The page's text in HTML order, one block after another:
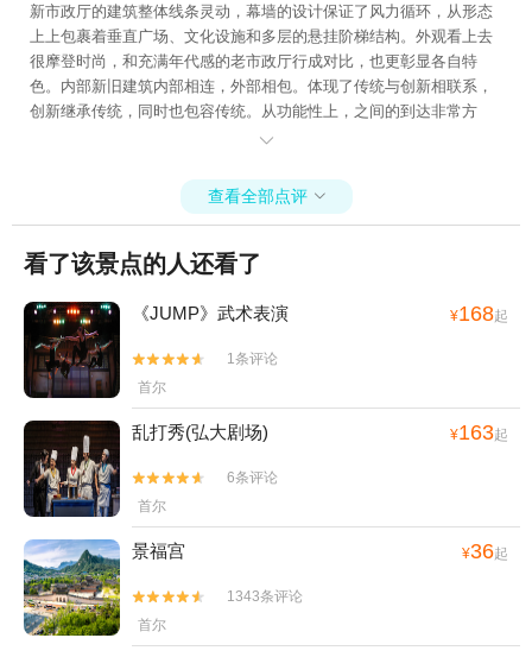
新市政厅的建筑整体线条灵动，幕墙的设计保证了风力循环，从形态
上上包裹着垂直广场、文化设施和多层的悬挂阶梯结构。外观看上去
很摩登时尚，和充满年代感的老市政厅行成对比，也更彰显各自特
色。内部新旧建筑内部相连，外部相包。体现了传统与创新相联系，
创新继承传统，同时也包容传统。从功能性上，之间的到达非常方

查看全部点评 
看了该景点的人还看了
《JUMP》武术表演 ¥168起


1条评论
首尔
乱打秀(弘大剧场) ¥163起


6条评论
首尔
景福宫 ¥36起


1343条评论
首尔